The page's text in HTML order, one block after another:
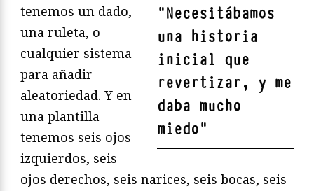
"Necesitábamos
una historia
inicial que
revertizar, y me
daba mucho
miedo"
tenemos un dado,
una ruleta, o
cualquier sistema
para añadir
aleatoriedad. Y en
una plantilla
tenemos seis ojos
izquierdos, seis
ojos derechos, seis narices, seis bocas, seis